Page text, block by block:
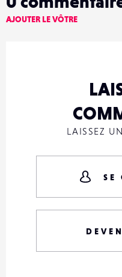
AJOUTER LE VÔTRE
LAISSEZ
SE